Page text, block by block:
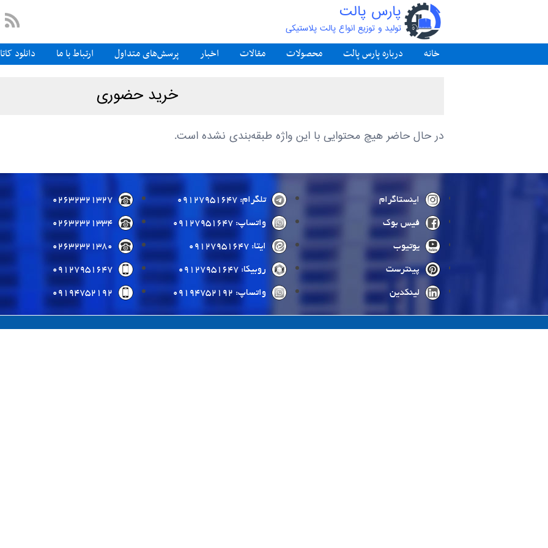
پارس پالت
تولید و توزیع انواع پالت پلاستیکی
خانه درباره پارس پالت محصولات مقالات اخبار پرسش‌های متداول ارتباط با ما دانلود
خرید حضوری
در حال حاضر هیچ محتوایی با این واژه طبقه‌بندی نشده است.
اینستاگرام
فیس بوک
یوتیوب
پینترست
لینکدین
تلگرام: 09127951647
واتساپ: 09127951647
ایتا: 09127951647
روبیکا: 09127951647
واتساپ: 09194752192
02632321327
02632321334
02632321380
09127951647
09194752192